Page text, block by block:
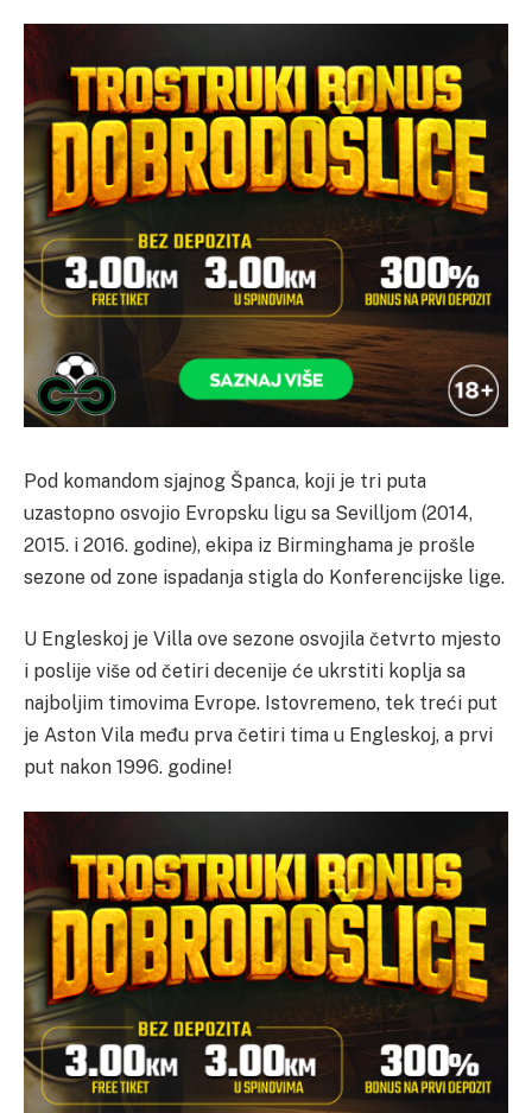
Pod komandom sjajnog Španca, koji je tri puta
uzastopno osvojio Evropsku ligu sa Sevilljom (2014,
2015. i 2016. godine), ekipa iz Birminghama je prošle
sezone od zone ispadanja stigla do Konferencijske lige.
U Engleskoj je Villa ove sezone osvojila četvrto mjesto
i poslije više od četiri decenije će ukrstiti koplja sa
najboljim timovima Evrope. Istovremeno, tek treći put
je Aston Vila među prva četiri tima u Engleskoj, a prvi
put nakon 1996. godine!